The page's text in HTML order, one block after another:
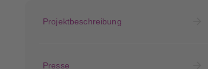
Projektbeschreibung
Presse